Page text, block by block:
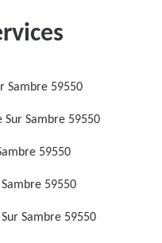
Sambre 59550
Sambre 59550
59550
59550
Sambre 59550